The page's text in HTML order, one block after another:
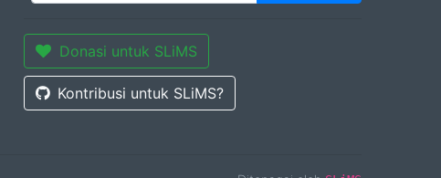
Donasi untuk SLiMS
Kontribusi untuk SLiMS?